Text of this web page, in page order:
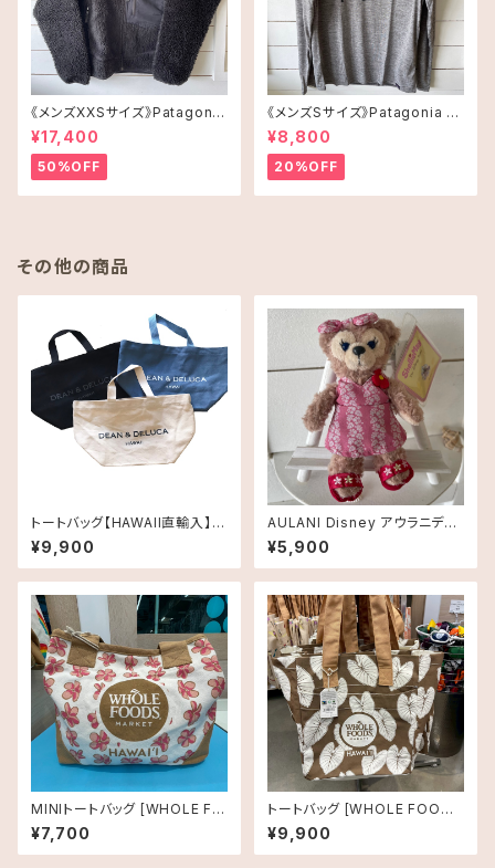
《メンズXXSサイズ》Patagonia
レトロX
¥17,400
50%OFF
《メンズSサイズ》Patagonia ロ
ングスリーブT-shirt
¥8,800
20%OFF
その他の商品
トートバッグ【HAWAII直輸入】D
EAN&DELUCA ディーンアンド
デルーカ 《ハワイ限定》 ROYAL
HAWAIIAN LIMITED CANVA
ストート スモールサイズ
¥9,900
AULANI Disney アウラニディ
ズニー限定・ぬいぐるみキーチェ
ーン・シェリーメイ・Pink
¥5,900
MINIトートバッグ [WHOLE FO
ODS MARKET]プルメリア
¥7,700
トートバッグ [WHOLE FOODS
MARKET]ホールフーズマーケ
ット オーガニックショッピングバ
ッグ タロリーフ
¥9,900